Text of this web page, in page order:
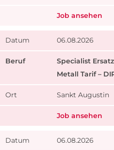
Job ansehen
06.08.2026
Specialist
Metall Tarif –
Sankt Augustin
Job ansehen
06.08.2026